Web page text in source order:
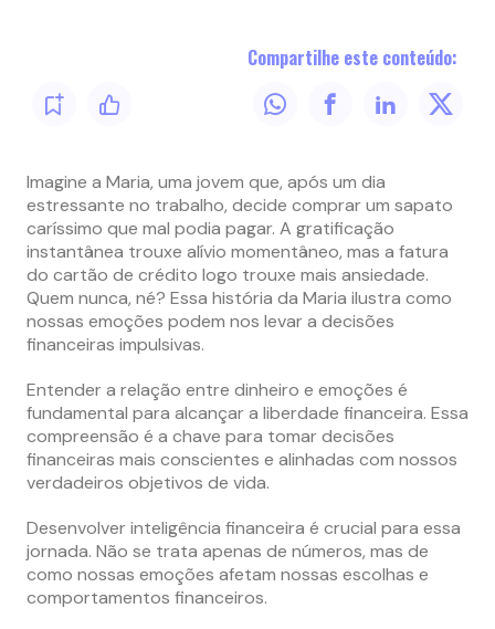
Compartilhe este conteúdo:
Imagine a Maria, uma jovem que, após um dia
estressante no trabalho, decide comprar um sapato
caríssimo que mal podia pagar. A gratificação
instantânea trouxe alívio momentâneo, mas a fatura
do cartão de crédito logo trouxe mais ansiedade.
Quem nunca, né? Essa história da Maria ilustra como
nossas emoções podem nos levar a decisões
financeiras impulsivas.
Entender a relação entre dinheiro e emoções é
fundamental para alcançar a liberdade financeira. Essa
compreensão é a chave para tomar decisões
financeiras mais conscientes e alinhadas com nossos
verdadeiros objetivos de vida.
Desenvolver inteligência financeira é crucial para essa
jornada. Não se trata apenas de números, mas de
como nossas emoções afetam nossas escolhas e
comportamentos financeiros.